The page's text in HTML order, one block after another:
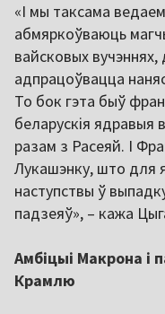
«І мы таксама
абмяркоўваюць
вайсковых
адпрацоўвацца
То бок гэта быў
беларускія ядравыя
разам з Расеяй. І
Лукашэнку, што для
наступствы ў
падзеяў», – кажа
Амбіцыі Макрона і
Крамлю